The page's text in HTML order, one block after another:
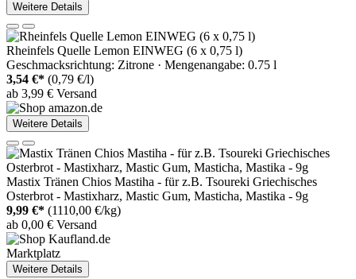
Weitere Details
Rheinfels Quelle Lemon EINWEG (6 x 0,75 l)
Geschmacksrichtung: Zitrone · Mengenangabe: 0.75 l
3,54 €* (0,79 €/l)
ab 3,99 € Versand
Weitere Details
Mastix Tränen Chios Mastiha - für z.B. Tsoureki Griechisches
Osterbrot - Mastixharz, Mastic Gum, Masticha, Mastika - 9g
9,99 €* (1110,00 €/kg)
ab 0,00 € Versand
Marktplatz
Weitere Details